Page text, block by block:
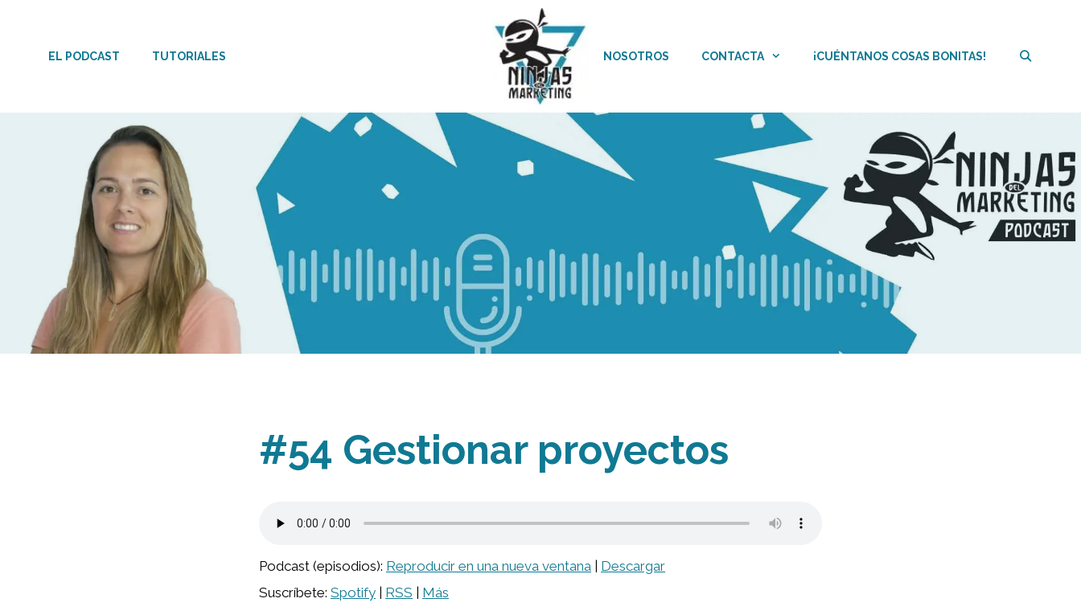
contenidoEL PODCAST TUTORIALES NOSOTROS CONTACTA ¡CUÉNTANOS COSAS BONITAS!
#54 Gestionar proyectos
Podcast (episodios): Reproducir en una nueva ventana
Descargar
Suscríbete: Spotify RSS Más